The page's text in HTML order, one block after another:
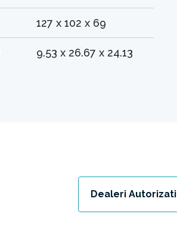
127 x 102 x 69
9.53 x 26.67 x 24.13
Dealeri Autorizati